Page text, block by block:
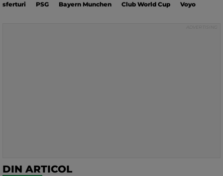
sferturi PSG Bayern Munchen Club World Cup Voyo
DIN ARTICOL